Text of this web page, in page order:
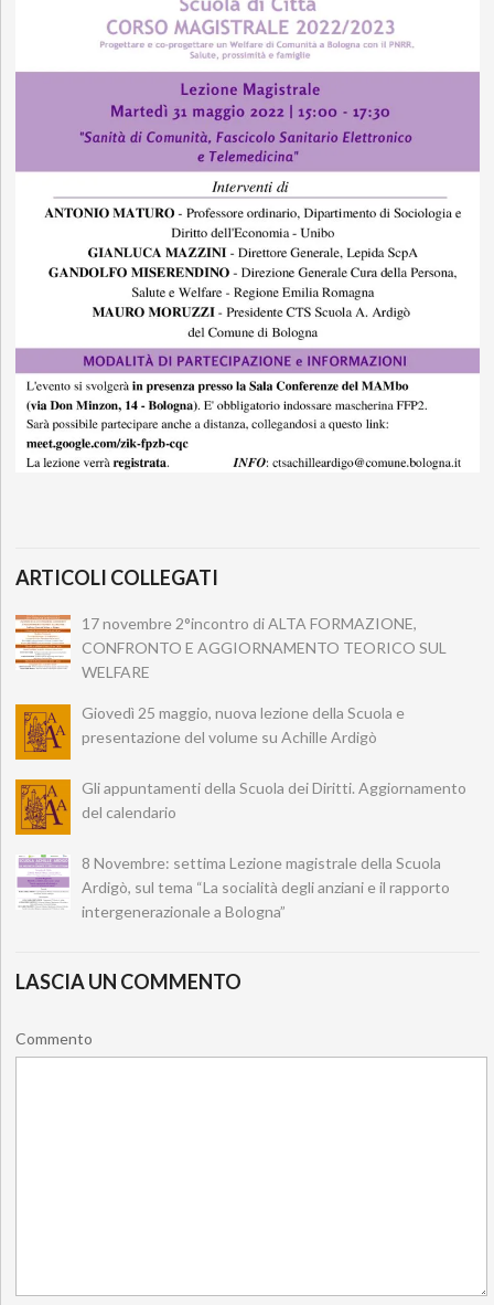
ARTICOLI COLLEGATI
17 novembre 2°incontro di ALTA FORMAZIONE,
CONFRONTO E AGGIORNAMENTO TEORICO SUL
WELFARE
Giovedì 25 maggio, nuova lezione della Scuola e
presentazione del volume su Achille Ardigò
Gli appuntamenti della Scuola dei Diritti. Aggiornamento
del calendario
8 Novembre: settima Lezione magistrale della Scuola
Ardigò, sul tema “La socialità degli anziani e il rapporto
intergenerazionale a Bologna”
LASCIA UN COMMENTO
Commento